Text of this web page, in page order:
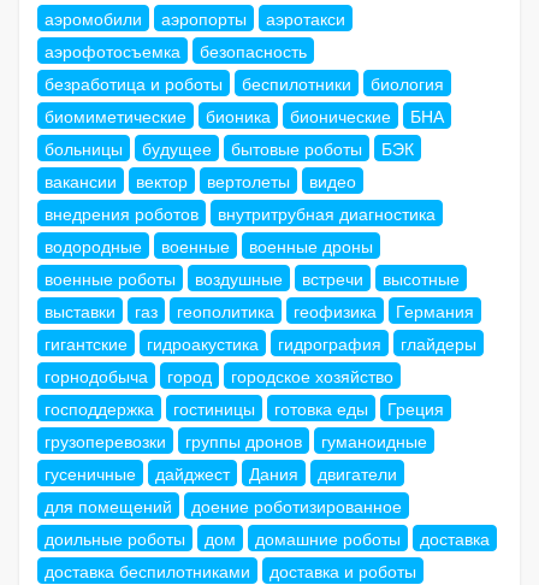
аэромобили
аэропорты
аэротакси
аэрофотосъемка
безопасность
безработица и роботы
беспилотники
биология
биомиметические
бионика бионические
БНА
больницы
будущее бытовые роботы
БЭК
вакансии
вектор вертолеты
видео
внедрения роботов
внутритрубная диагностика
водородные
военные
военные дроны
военные роботы
воздушные встречи
высотные
выставки
газ геополитика геофизика
Германия
гигантские
гидроакустика гидрография
глайдеры
горнодобыча
город
городское хозяйство
господдержка
гостиницы готовка еды
Греция
грузоперевозки
группы дронов
гуманоидные
гусеничные
дайджест Дания
двигатели
для помещений
доение роботизированное
доильные роботы
дом домашние роботы
доставка
доставка беспилотниками
доставка и роботы